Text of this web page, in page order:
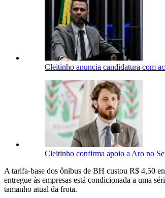
Cleitinho anuncia candidatura com
Cleitinho confirma apoio a Aro no
A tarifa-base dos ônibus de BH custou R$ 4,50
entregue às empresas está condicionada a uma
tamanho atual da frota.